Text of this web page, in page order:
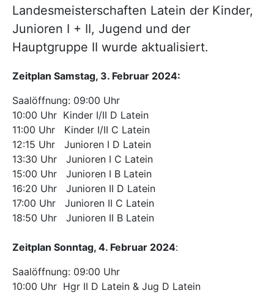
Landesmeisterschaften Latein der Kinder,
Junioren I + II, Jugend und der
Hauptgruppe II wurde aktualisiert.
Zeitplan Samstag, 3. Februar 2024:
Saalöffnung: 09:00 Uhr
10:00 Uhr Kinder I/II D Latein
11:00 Uhr Kinder I/II C Latein
12:15 Uhr Junioren I D Latein
13:30 Uhr Junioren I C Latein
15:00 Uhr Junioren I B Latein
16:20 Uhr Junioren II D Latein
17:00 Uhr Junioren II C Latein
18:50 Uhr Junioren II B Latein
Zeitplan Sonntag, 4. Februar 2024:
Saalöffnung: 09:00 Uhr
10:00 Uhr Hgr II D Latein & Jug D Latein